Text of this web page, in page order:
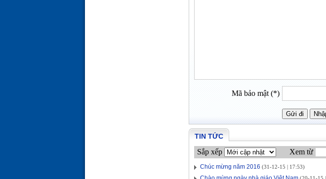
Mã bảo mật (*)
TIN TỨC
Sắp xếp Xem từ
Chúc mừng năm 2016 (31-12-15 | 17:53)